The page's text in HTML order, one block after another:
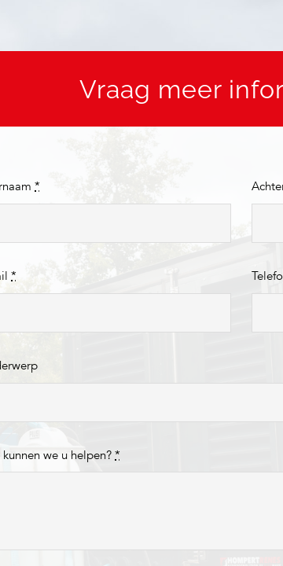
Vraag meer
*
*
kunnen we u helpen?*